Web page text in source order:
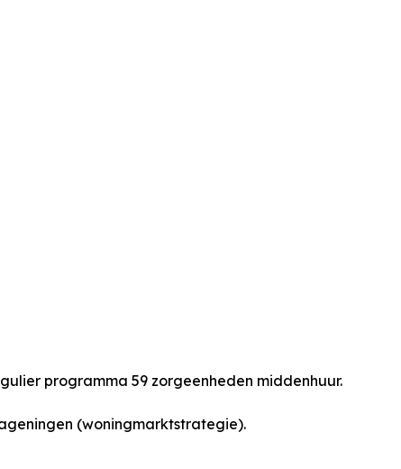
programma 59 zorgeenheden middenhuur.
(woningmarktstrategie).